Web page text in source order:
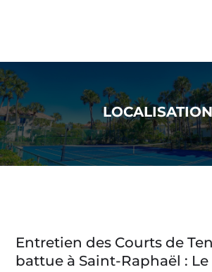
LOCALISATION
Entretien des Courts de
battue à Saint-Raphaël :